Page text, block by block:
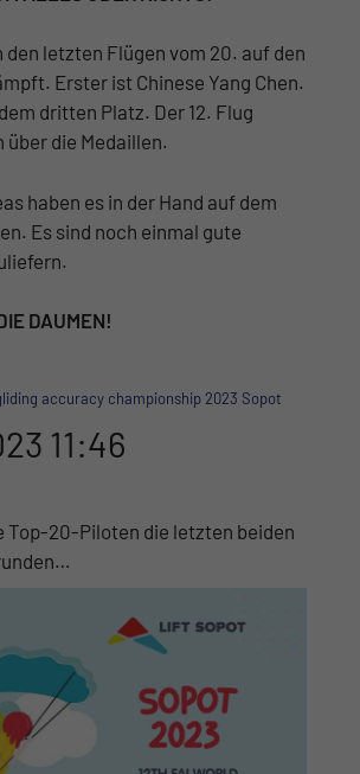
den letzten Flügen vom 20. auf den
Erster ist Chinese Yang Chen.
dritten Platz. Der 12. Flug
die Medaillen.
haben es in der Hand auf dem
Es sind noch einmal gute
DAUMEN!
accuracy championship 2023 Sopot
11:46
Top-20-Piloten die letzten beiden